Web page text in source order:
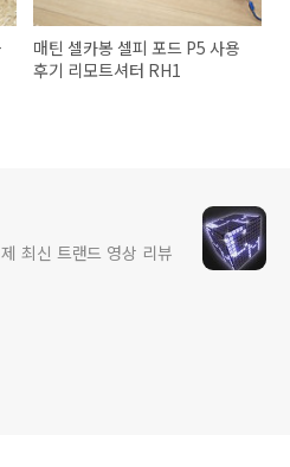
매틴 셀카봉 셀피 포드 P5 사용
후기 리모트셔터 RH1
최신 트랜드 영상 리뷰